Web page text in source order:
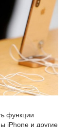
функции
iPhone и другие